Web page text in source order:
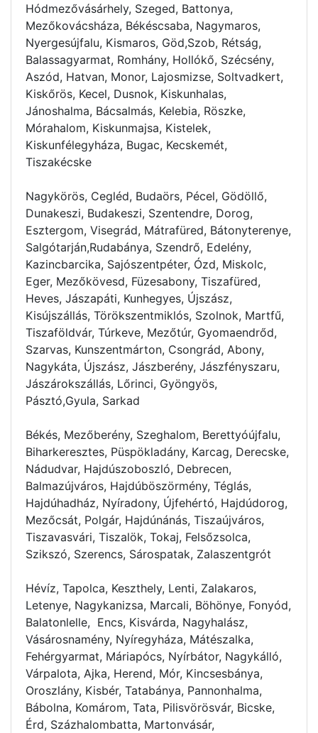
Hódmezővásárhely, Szeged, Battonya,
Mezőkovácsháza, Békéscsaba, Nagymaros,
Nyergesújfalu, Kismaros, Göd,Szob, Rétság,
Balassagyarmat, Romhány, Hollókő, Szécsény,
Aszód, Hatvan, Monor, Lajosmizse, Soltvadkert,
Kiskőrös, Kecel, Dusnok, Kiskunhalas,
Jánoshalma, Bácsalmás, Kelebia, Röszke,
Mórahalom, Kiskunmajsa, Kistelek,
Kiskunfélegyháza, Bugac, Kecskemét,
Tiszakécske
Nagykörös, Cegléd, Budaörs, Pécel, Gödöllő,
Dunakeszi, Budakeszi, Szentendre, Dorog,
Esztergom, Visegrád, Mátrafüred, Bátonyterenye,
Salgótarján,Rudabánya, Szendrő, Edelény,
Kazincbarcika, Sajószentpéter, Ózd, Miskolc,
Eger, Mezőkövesd, Füzesabony, Tiszafüred,
Heves, Jászapáti, Kunhegyes, Újszász,
Kisújszállás, Törökszentmiklós, Szolnok, Martfű,
Tiszaföldvár, Túrkeve, Mezőtúr, Gyomaendrőd,
Szarvas, Kunszentmárton, Csongrád, Abony,
Nagykáta, Újszász, Jászberény, Jászfényszaru,
Jászárokszállás, Lőrinci, Gyöngyös,
Pásztó,Gyula, Sarkad
Békés, Mezőberény, Szeghalom, Berettyóújfalu,
Biharkeresztes, Püspökladány, Karcag, Derecske,
Nádudvar, Hajdúszoboszló, Debrecen,
Balmazújváros, Hajdúböszörmény, Téglás,
Hajdúhadház, Nyíradony, Újfehértó, Hajdúdorog,
Mezőcsát, Polgár, Hajdúnánás, Tiszaújváros,
Tiszavasvári, Tiszalök, Tokaj, Felsőzsolca,
Szikszó, Szerencs, Sárospatak, Zalaszentgrót
Hévíz, Tapolca, Keszthely, Lenti, Zalakaros,
Letenye, Nagykanizsa, Marcali, Böhönye, Fonyód,
Balatonlelle, Encs, Kisvárda, Nagyhalász,
Vásárosnamény, Nyíregyháza, Mátészalka,
Fehérgyarmat, Máriapócs, Nyírbátor, Nagykálló,
Várpalota, Ajka, Herend, Mór, Kincsesbánya,
Oroszlány, Kisbér, Tatabánya, Pannonhalma,
Bábolna, Komárom, Tata, Pilisvörösvár, Bicske,
Érd, Százhalombatta, Martonvásár,